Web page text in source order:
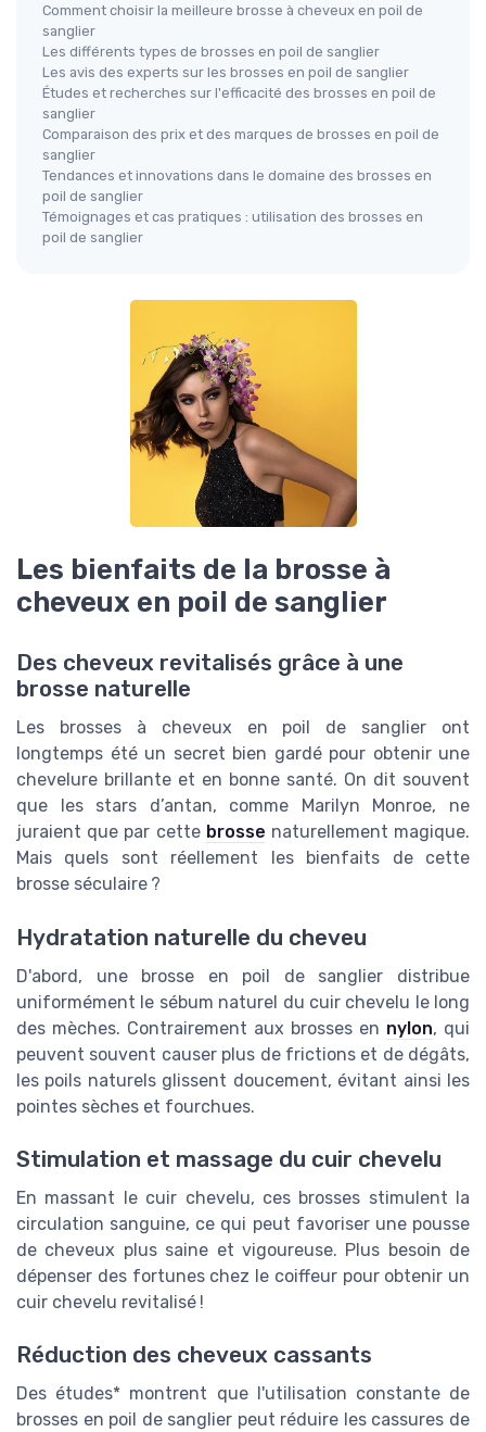
Comment choisir la meilleure brosse à cheveux en poil de
sanglier
Les différents types de brosses en poil de sanglier
Les avis des experts sur les brosses en poil de sanglier
Études et recherches sur l'efficacité des brosses en poil de
sanglier
Comparaison des prix et des marques de brosses en poil de
sanglier
Tendances et innovations dans le domaine des brosses en
poil de sanglier
Témoignages et cas pratiques : utilisation des brosses en
poil de sanglier
Les bienfaits de la brosse à
cheveux en poil de sanglier
Des cheveux revitalisés grâce à une
brosse naturelle
Les brosses à cheveux en poil de sanglier ont
longtemps été un secret bien gardé pour obtenir une
chevelure brillante et en bonne santé. On dit souvent
que les stars d’antan, comme Marilyn Monroe, ne
juraient que par cette brosse naturellement magique.
Mais quels sont réellement les bienfaits de cette
brosse séculaire ?
Hydratation naturelle du cheveu
D'abord, une brosse en poil de sanglier distribue
uniformément le sébum naturel du cuir chevelu le long
des mèches. Contrairement aux brosses en nylon, qui
peuvent souvent causer plus de frictions et de dégâts,
les poils naturels glissent doucement, évitant ainsi les
pointes sèches et fourchues.
Stimulation et massage du cuir chevelu
En massant le cuir chevelu, ces brosses stimulent la
circulation sanguine, ce qui peut favoriser une pousse
de cheveux plus saine et vigoureuse. Plus besoin de
dépenser des fortunes chez le coiffeur pour obtenir un
cuir chevelu revitalisé !
Réduction des cheveux cassants
Des études* montrent que l'utilisation constante de
brosses en poil de sanglier peut réduire les cassures de